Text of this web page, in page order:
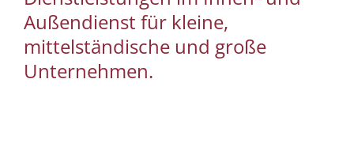
Außendienst für kleine,
mittelständische und große
Unternehmen.